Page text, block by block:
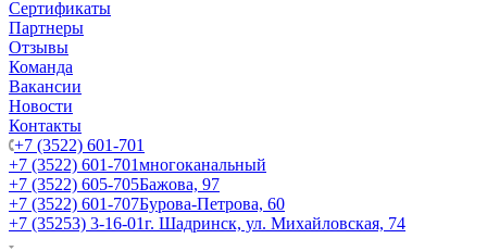
Сертификаты
Партнеры
Отзывы
Команда
Вакансии
Новости
Контакты
+7 (3522) 601-701
+7 (3522) 601-701многоканальный
+7 (3522) 605-705Бажова, 97
+7 (3522) 601-707Бурова-Петрова, 60
+7 (35253) 3-16-01г. Шадринск, ул. Михайловская, 74